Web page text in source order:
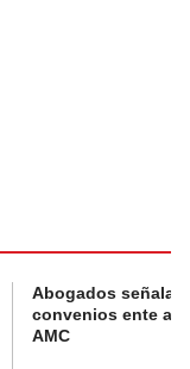
Abogados
convenios ente
AMC